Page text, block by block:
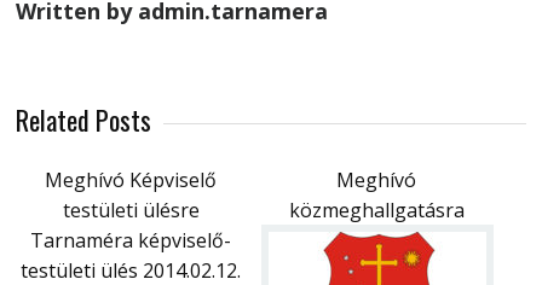
Written by admin.tarnamera
Related Posts
Meghívó Képviselő
testületi ülésre
Meghívó
közmeghallgatásra
Tarnaméra képviselő-
testületi ülés 2014.02.12.